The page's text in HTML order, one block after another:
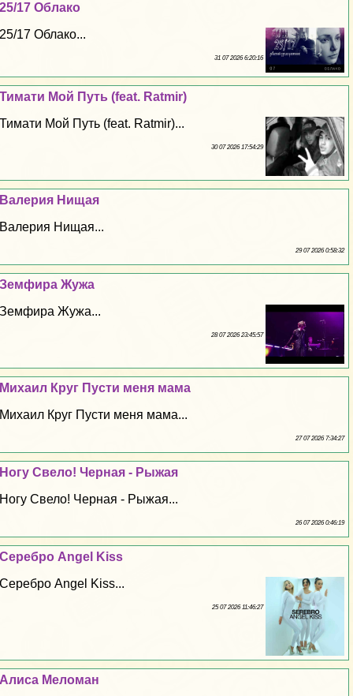
25/17 Облако
25/17 Облако...
31 07 2026 6:20:16
Тимати Мой Путь (feat. Ratmir)
Тимати Мой Путь (feat. Ratmir)...
30 07 2026 17:54:29
Валерия Нищая
Валерия Нищая...
29 07 2026 0:58:32
Земфира Жужа
Земфира Жужа...
28 07 2026 23:45:57
Михаил Круг Пусти меня мама
Михаил Круг Пусти меня мама...
27 07 2026 7:34:27
Ногу Свело! Черная - Рыжая
Ногу Свело! Черная - Рыжая...
26 07 2026 0:46:19
Серебро Angel Kiss
Серебро Angel Kiss...
25 07 2026 11:46:27
Алиса Меломан